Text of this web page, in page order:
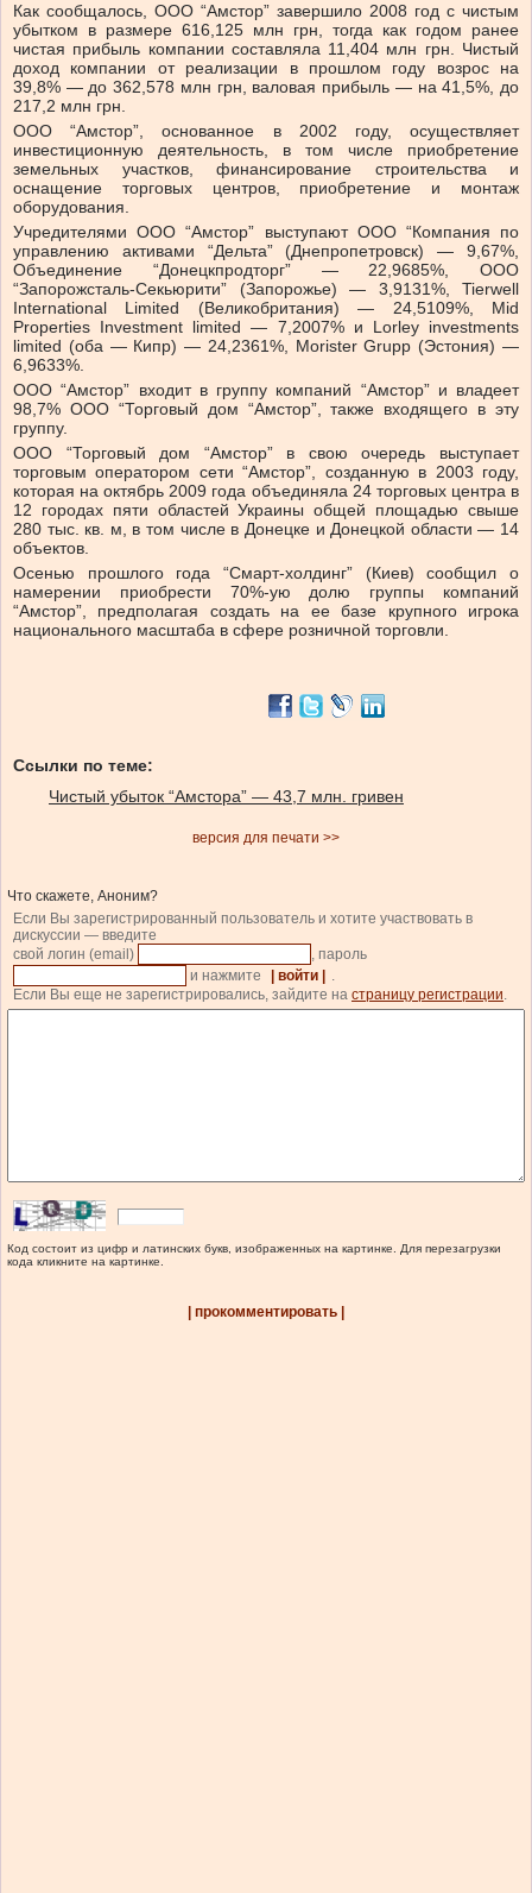
Как сообщалось, ООО “Амстор” завершило 2008 год с чистым
убытком в размере 616,125 млн грн, тогда как годом ранее
чистая прибыль компании составляла 11,404 млн грн. Чистый
доход компании от реализации в прошлом году возрос на
39,8% — до 362,578 млн грн, валовая прибыль — на 41,5%, до
217,2 млн грн.
ООО “Амстор”, основанное в 2002 году, осуществляет
инвестиционную деятельность, в том числе приобретение
земельных участков, финансирование строительства и
оснащение торговых центров, приобретение и монтаж
оборудования.
Учредителями ООО “Амстор” выступают ООО “Компания по
управлению активами “Дельта” (Днепропетровск) — 9,67%,
Объединение “Донецкпродторг” — 22,9685%, ООО
“Запорожсталь-Секьюрити” (Запорожье) — 3,9131%, Tierwell
International Limited (Великобритания) — 24,5109%, Mid
Properties Investment limited — 7,2007% и Lorley investments
limited (оба — Кипр) — 24,2361%, Morister Grupp (Эстония) —
6,9633%.
ООО “Амстор” входит в группу компаний “Амстор” и владеет
98,7% ООО “Торговый дом “Амстор”, также входящего в эту
группу.
ООО “Торговый дом “Амстор” в свою очередь выступает
торговым оператором сети “Амстор”, созданную в 2003 году,
которая на октябрь 2009 года объединяла 24 торговых центра в
12 городах пяти областей Украины общей площадью свыше
280 тыс. кв. м, в том числе в Донецке и Донецкой области — 14
объектов.
Осенью прошлого года “Смарт-холдинг” (Киев) сообщил о
намерении приобрести 70%-ую долю группы компаний
“Амстор”, предполагая создать на ее базе крупного игрока
национального масштаба в сфере розничной торговли.
Ссылки по теме:
Чистый убыток “Амстора” — 43,7 млн. гривен
версия для печати >>
Что скажете, Аноним?
Если Вы зарегистрированный пользователь и хотите участвовать в
дискуссии — введите
свой логин (email)
, пароль
и нажмите
| войти |
.
Если Вы еще не зарегистрировались, зайдите на страницу регистрации.
Код состоит из цифр и латинских букв, изображенных на картинке. Для перезагрузки
кода кликните на картинке.
| прокомментировать |